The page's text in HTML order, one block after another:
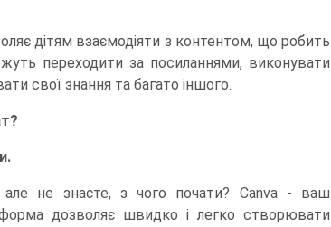
дітям взаємодіяти з контентом, що робить
переходити за посиланнями, виконувати
свої знання та багато іншого.
не знаєте, з чого почати? Canva - ваш
дозволяє швидко і легко створювати